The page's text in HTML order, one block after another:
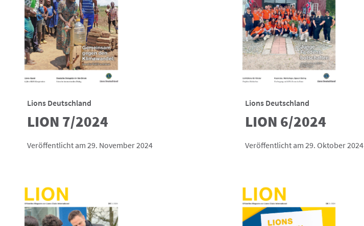
Lions Deutschland
LION 7/2024
Veröffentlicht am 29. November 2024
Lions Deutschland
LION 6/2024
Veröffentlicht am 29. Oktober 2024